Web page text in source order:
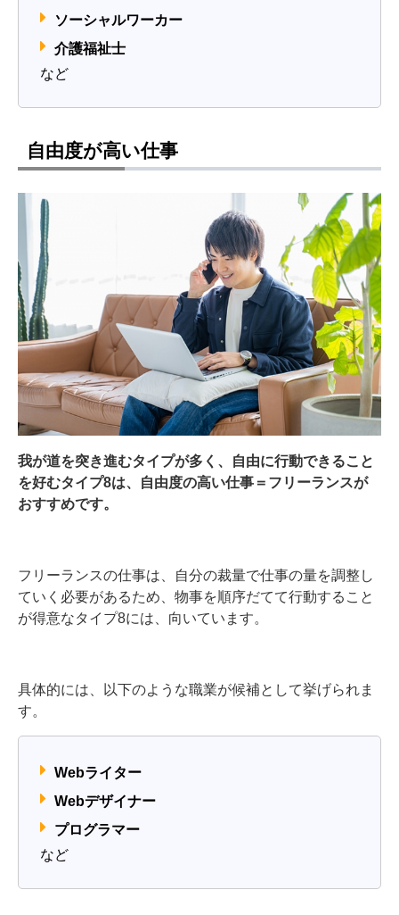
ソーシャルワーカー
介護福祉士
など
自由度が高い仕事
我が道を突き進むタイプが多く、自由に行動できること
を好むタイプ8は、自由度の高い仕事＝フリーランスが
おすすめです。
フリーランスの仕事は、自分の裁量で仕事の量を調整し
ていく必要があるため、物事を順序だてて行動すること
が得意なタイプ8には、向いています。
具体的には、以下のような職業が候補として挙げられま
す。
Webライター
Webデザイナー
プログラマー
など